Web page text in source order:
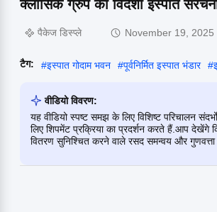
क्लासिक ग्रुप का विदेशी इस्पात
पैकेज डिस्प्ले November 19, 2025
टैग: #इस्पात गोदाम भवन #पूर्वनिर्मित इस्पात भंडार #
वीडियो विवरण:
यह वीडियो स्पष्ट समझ के लिए विशिष्ट परिचालन
लिए शिपमेंट प्रक्रिया का प्रदर्शन करते हैं.आप देखेंगे कि
वितरण सुनिश्चित करने वाले रसद समन्वय और